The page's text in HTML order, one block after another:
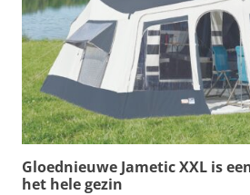
Gloednieuwe Jametic XXL is
het hele gezin